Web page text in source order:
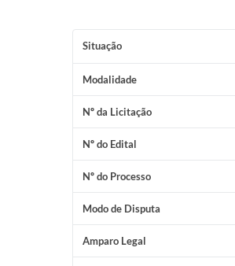
Situação
Modalidade
Nº da Licitação
Nº do Edital
Nº do Processo
Modo de Disputa
Amparo Legal